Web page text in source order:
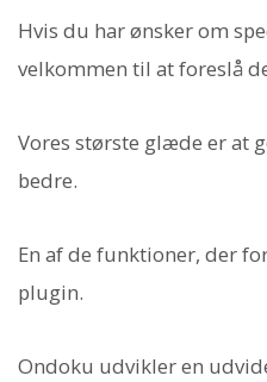
Hvis du har ønsker om
velkommen til at foreslå
Vores største glæde er at
bedre.
En af de funktioner, der
plugin.
Ondoku udvikler en